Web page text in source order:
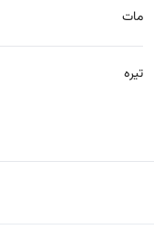
مات
تیره